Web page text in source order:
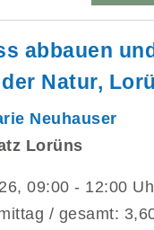
abbauen
Natur,
Neuhauser
Lorüns
09:00 - 12:00
/ gesamt: